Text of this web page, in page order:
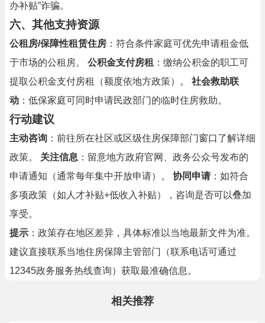
办补贴”诈骗。
六、其他支持资源
公租房/保障性租赁住房 ：符合条件家庭可优先申请租金低
于市场的公租房。 公积金支付房租 ：缴纳公积金的职工可
提取公积金支付房租（额度依地方政策）。 社会救助联
动 ：低保家庭可同时申请民政部门的临时住房救助。
行动建议
主动咨询 ：前往所在社区或区级住房保障部门窗口了解详细
政策。 关注信息 ：留意地方政府官网、政务公众号发布的
申请通知（通常每年集中开放申请）。 协同申请：如符合
多项政策（如人才补贴+低收入补贴），咨询是否可以叠加
享受。
提示 ：政策存在地区差异，具体标准以当地最新文件为准。
建议直接联系当地住房保障主管部门（联系电话可通过
12345政务服务热线查询）获取最准确信息。
相关推荐